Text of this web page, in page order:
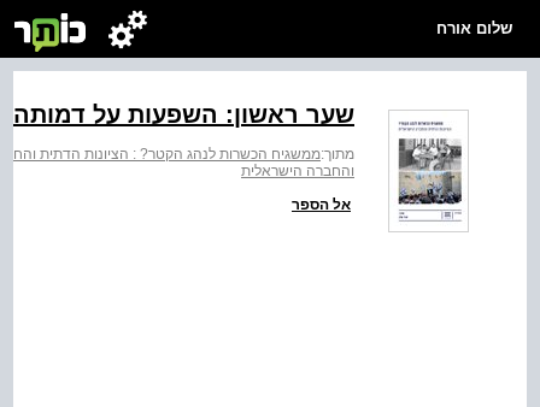
שלום אורח
שער ראשון: השפעות על דמותה
מתוך:ממשגיח הכשרות לנהג הקטר? : הציונות הדתית
והחברה הישראלית
אל הספר